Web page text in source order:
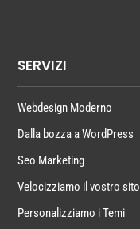
SERVIZI
Webdesign Moderno
Dalla bozza a WordPress
Seo Marketing
Velocizziamo il vostro sito
Personalizziamo i Temi